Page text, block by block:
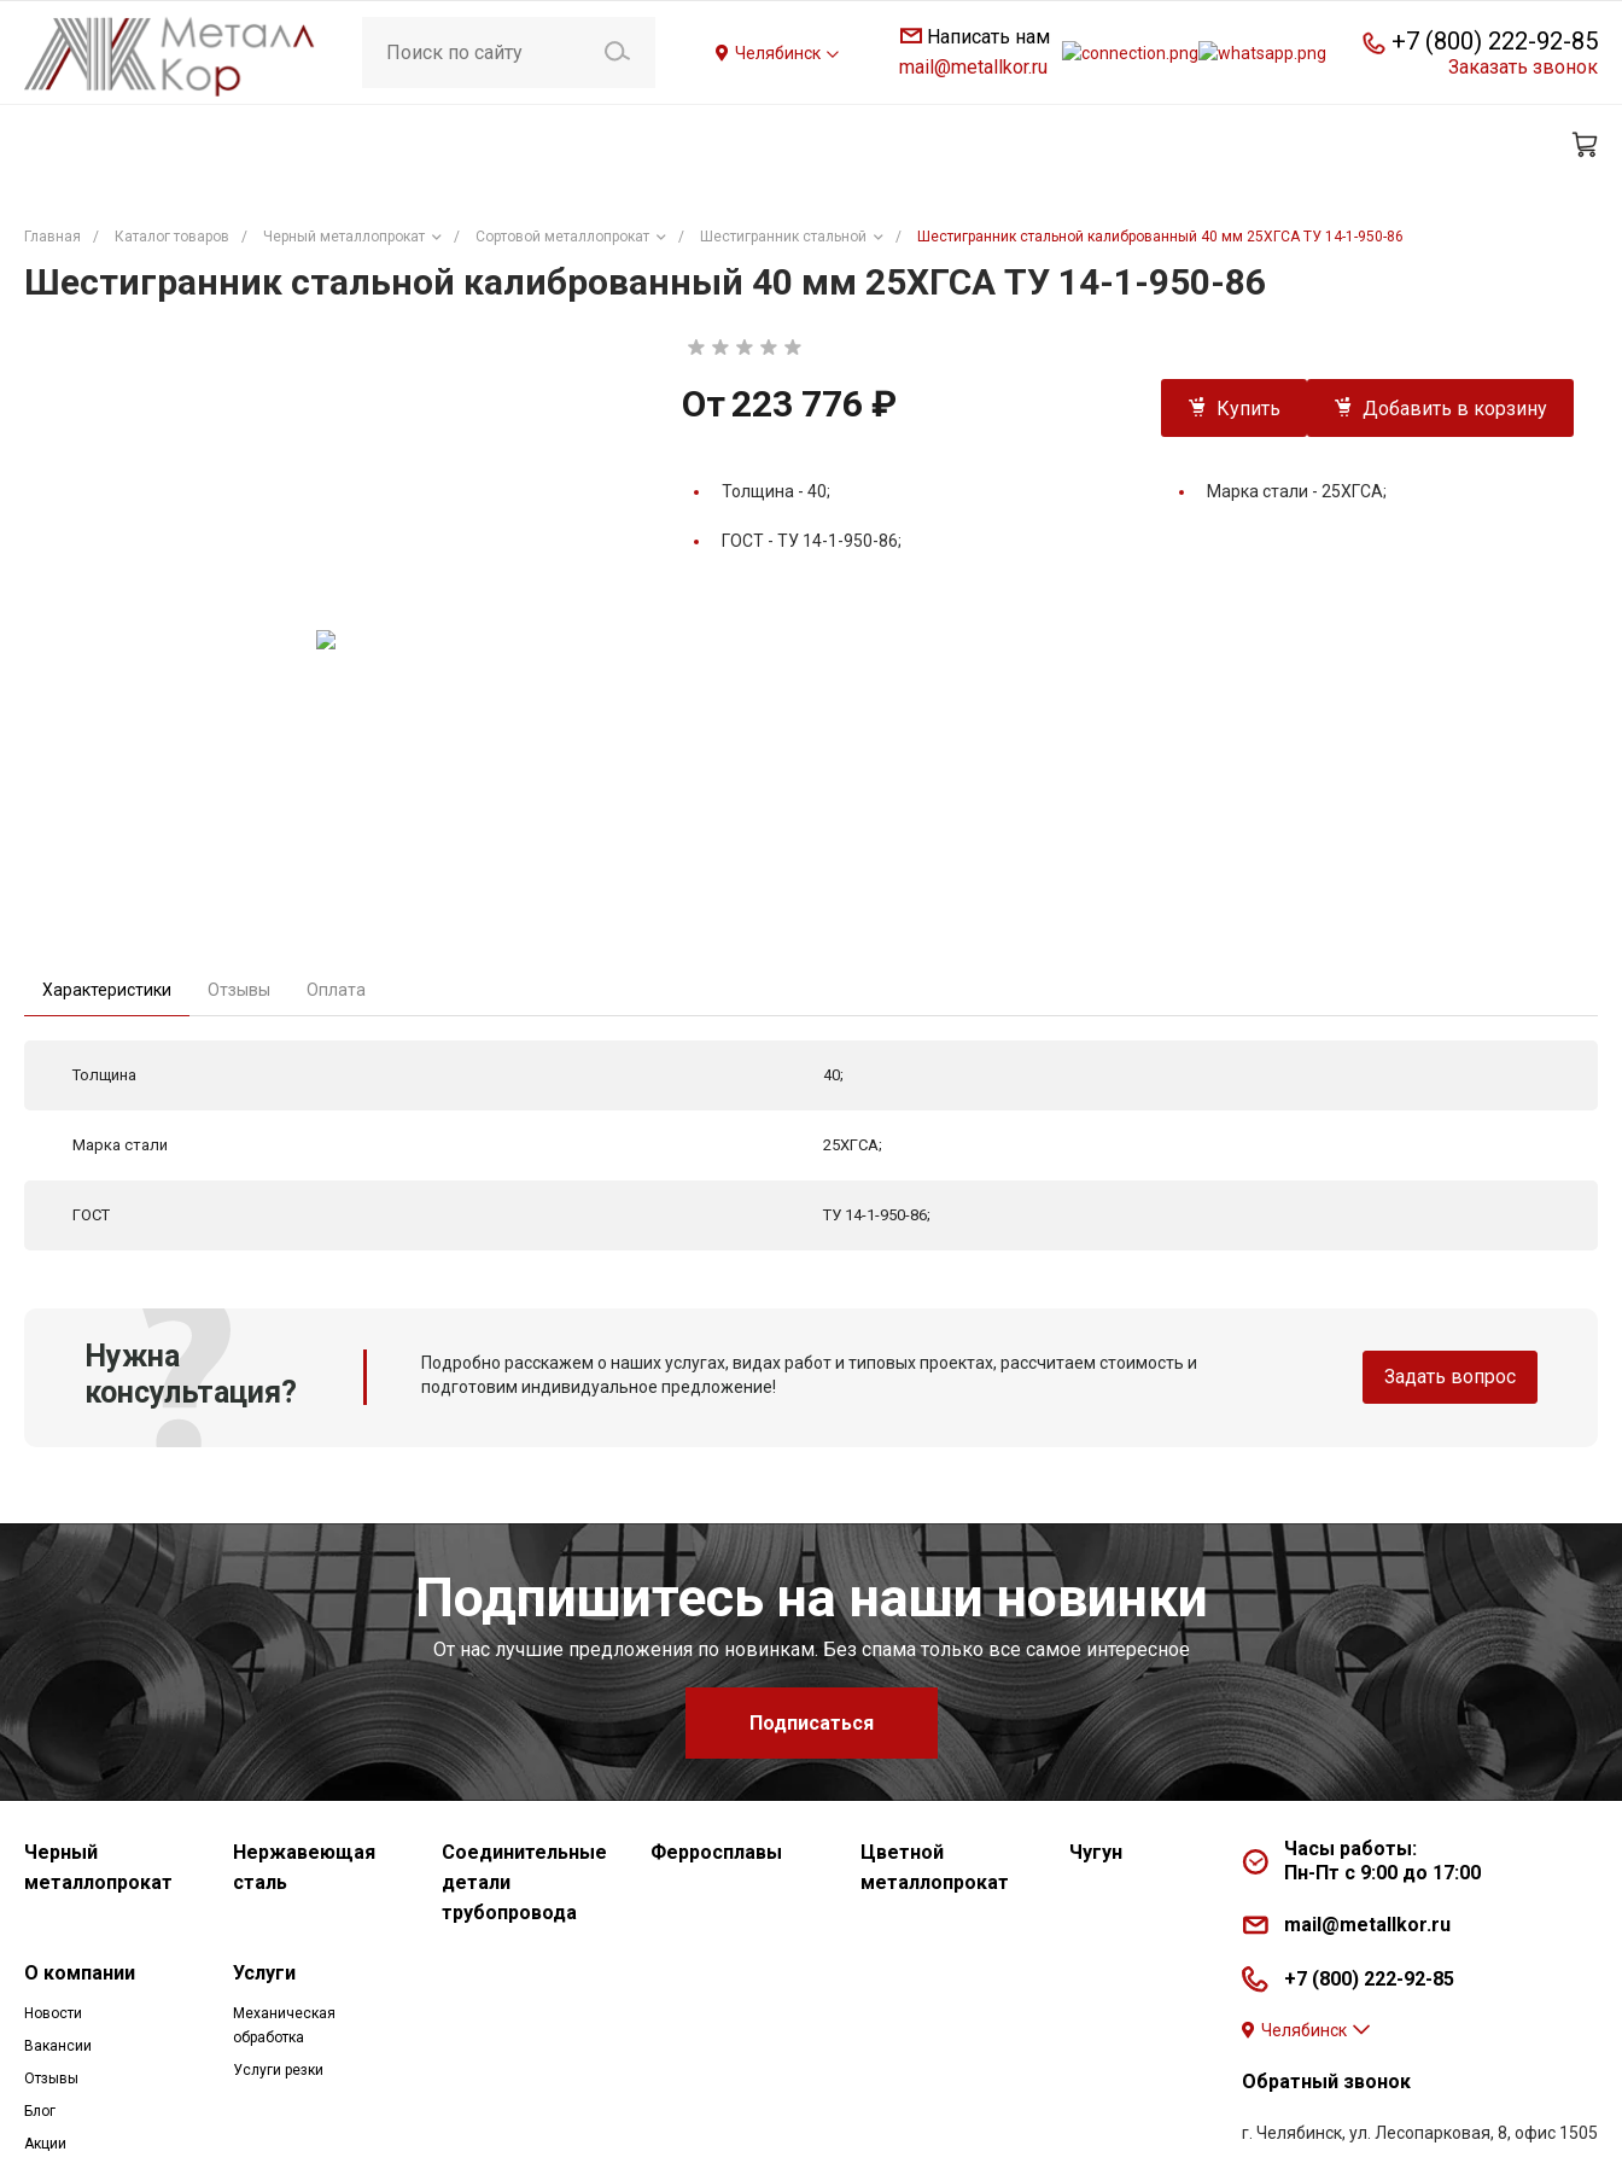
Челябинск
Написать нам
mail@metallkor.ru
+7 (800) 222-92-85
Заказать звонок
Главная / Каталог товаров / Черный металлопрокат / Сортовой металлопрокат / Шестигранник стальной / Шестигранник стальной калиброванный 40 мм 25ХГСА ТУ 14-1-950-86
Шестигранник стальной калиброванный 40 мм 25ХГСА ТУ 14-1-950-86
От223 776 ₽ Купить Добавить в корзину
Толщина - 40; Марка стали - 25ХГСА;
ГОСТ - ТУ 14-1-950-86;
Характеристики Отзывы Оплата
Толщина 40;
Марка стали 25ХГСА;
ГОСТ ТУ 14-1-950-86;
Нужна
консультация?
Подробно расскажем о наших услугах, видах работ и типовых проектах, рассчитаем стоимость и
подготовим индивидуальное предложение!
Задать вопрос
Подпишитесь на наши новинки
От нас лучшие предложения по новинкам. Без спама только все самое интересное
Подписаться
Черный
металлопрокат
Нержавеющая
сталь
Соединительные
детали
трубопровода
Ферросплавы
Цветной
металлопрокат
Чугун
О компании
Новости
Вакансии
Отзывы
Блог
Акции
Услуги
Механическая
обработка
Услуги резки
Часы работы:
Пн-Пт с 9:00 до 17:00
mail@metallkor.ru
+7 (800) 222-92-85
Челябинск
Обратный звонок
г. Челябинск, ул. Лесопарковая, 8, офис 1505